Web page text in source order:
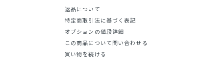
返品について
特定商取引法に基づく表記
オプションの値段詳細
この商品について問い合わせる
買い物を続ける